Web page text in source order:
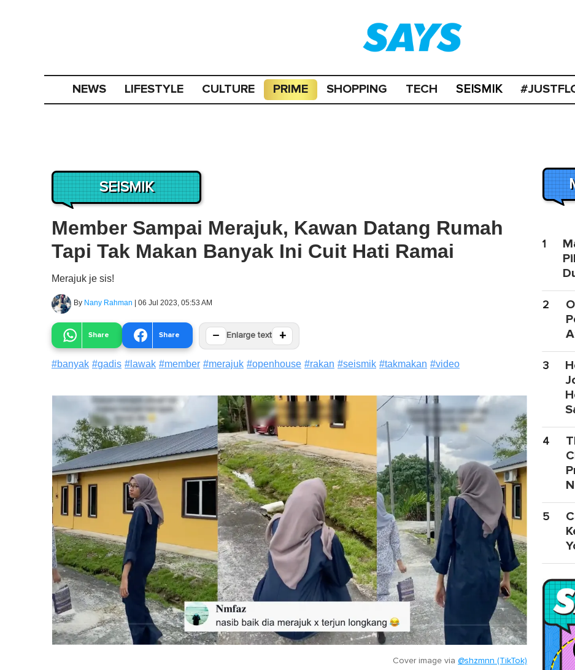
NEWS LIFESTYLE CULTURE PRIME SHOPPING TECH SEISMIK
SEISMIK
Member Sampai Merajuk, Kawan Datang Rumah
Tapi Tak Makan Banyak Ini Cuit Hati Ramai
Merajuk je sis!
By Nany Rahman | 06 Jul 2023, 05:53 AM
Share Share − Enlarge text +
#banyak #gadis # lawak #member #merajuk #openhouse #rakan #seismik #takmakan #video
Cover image via @shzmnn (TikTok)
1
2
3
4
5